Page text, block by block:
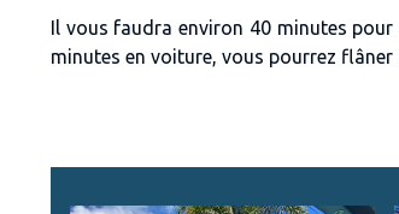
Il vous faudra environ 40 minutes
minutes en voiture, vous pourrez